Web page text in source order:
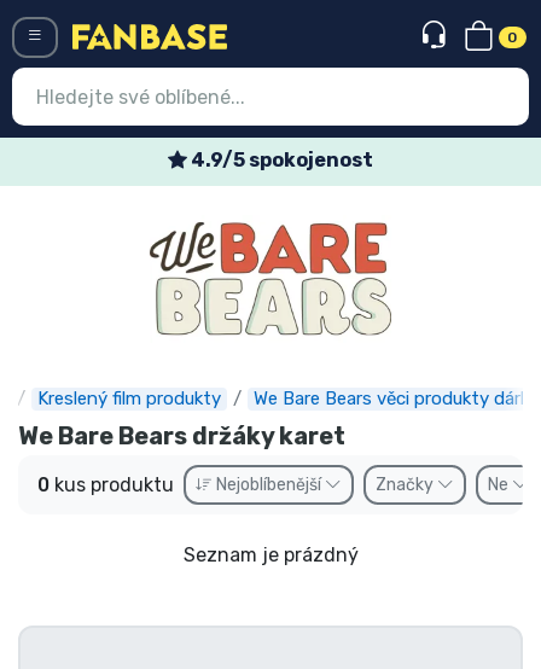
0
4.9/5 spokojenost
Kreslený film produkty We Bare Bears věci produkty dárky
We Bare Bears držáky karet
0 kus produktu Nejoblíbenější Značky Ne
Seznam je prázdný
Registrace
Nejnovější věci
Speciální nabídky
Expresní doručení
Předobjednat
Outlet produkty
Doprava a platba
Seriálové věci